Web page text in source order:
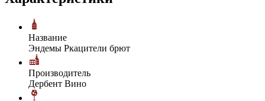
Название
Эндемы Ркацители брют
Производитель
Дербент Вино